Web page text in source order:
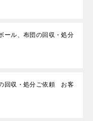
ール、布団の回収・処分
回収・処分ご依頼 お客